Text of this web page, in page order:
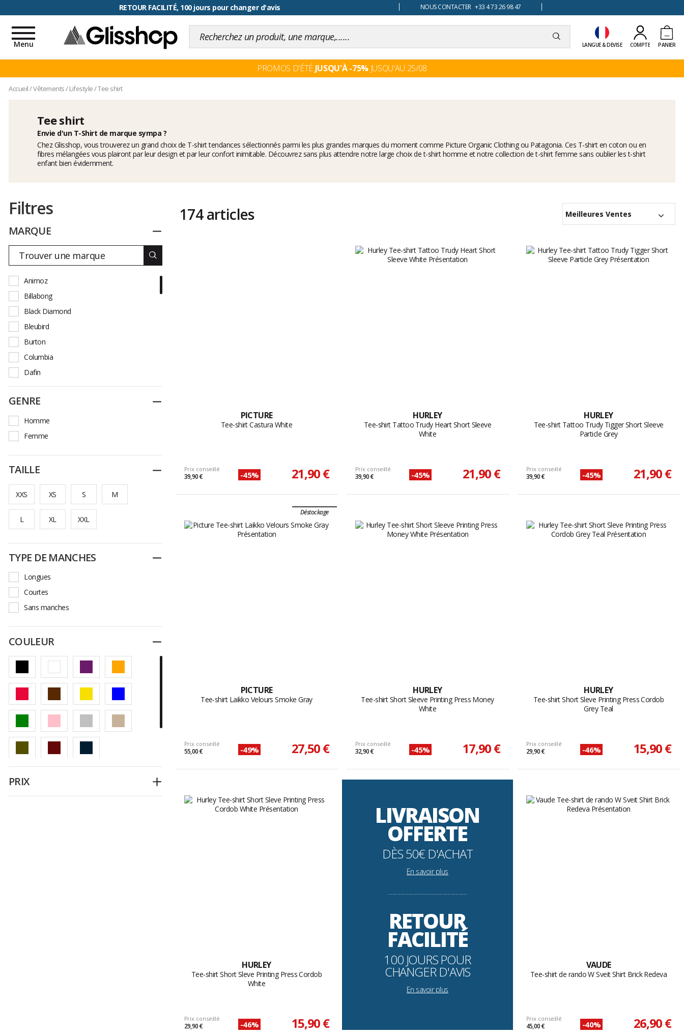
RETOUR FACILITÉ, 100 jours pour changer d'avis NOUS CONTACTER +33 4 73 26 98 47
LANGUE & DEVISE COMPTE PANIER
Toggle
navigation
Menu
PROMOS D'ÉTÉ JUSQU'À -75%JUSQU'AU 25/08
Accueil/Vêtements/Lifestyle/Tee shirt
Tee shirt
Envie d'un T-Shirt de marque sympa ?
Chez Glisshop, vous trouverez un grand choix de T-shirt tendances sélectionnés parmi les plus grandes marques du moment comme Picture Organic Clothingou Patagonia. Ces T-shirt en coton ou en
fibres mélangées vous plairont par leur design et par leur confort inimitable. Découvrez sans plus attendre notre large choix de t-shirt homme et notre collection de t-shirt femme sans oublier les t-shirt
enfant bien évidemment.
Filtres
MARQUE Replier
Animoz
Billabong
Black Diamond
Bleubird
Burton
Columbia
Dafin
DARE2B
French Disorder
Hurley
Icepeak
La Sportiva
Mammut
Naish
Norrona
Patagonia
Supertour
Vaude
Vissla
GENRE Replier
Homme
Femme
TAILLE Replier
XXS XS S M
L XL XXL
TYPE DE MANCHES Replier
Longues
Courtes
Sans manches
COULEUR Replier
PRIX Déplier
174 articles Meilleures Ventes
PICTURE
Tee-shirt Castura White
Prix conseillé
39,90 € -45% 21,90 €
HURLEY
Tee-shirt Tattoo Trudy Heart Short Sleeve
White
Prix conseillé
39,90 € -45% 21,90 €
HURLEY
Tee-shirt Tattoo Trudy Tigger Short Sleeve
Particle Grey
Prix conseillé
39,90 € -45% 21,90 €
Déstockage
PICTURE
Tee-shirt Laikko Velours Smoke Gray
Prix conseillé
55,00 € -49% 27,50 €
HURLEY
Tee-shirt Short Sleeve Printing Press Money
White
Prix conseillé
32,90 € -45% 17,90 €
HURLEY
Tee-shirt Short Sleve Printing Press Cordob
Grey Teal
Prix conseillé
29,90 € -46% 15,90 €
HURLEY
Tee-shirt Short Sleve Printing Press Cordob
White
Prix conseillé
29,90 € -46% 15,90 €
LIVRAISON
OFFERTE
DÈS 50€ D'ACHAT
En savoir plus
--------------------------------------------------------------------
RETOUR
FACILITÉ
100 JOURS POUR
CHANGER D'AVIS
En savoir plus
VAUDE
Tee-shirt de rando W Sveit Shirt Brick Redeva
Prix conseillé
45,00 € -40% 26,90 €